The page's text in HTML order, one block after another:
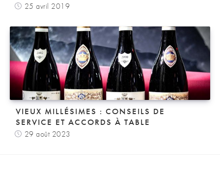
25 avril 2019
VIEUX MILLÉSIMES : CONSEILS DE
SERVICE ET ACCORDS À TABLE
29 août 2023